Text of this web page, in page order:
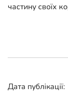
частину своїх
Дата публікації: